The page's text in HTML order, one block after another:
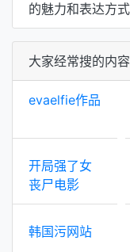
的魅力和表达方式
大家经常搜的内容
evaelfie作品
开局强了女
丧尸电影
韩国污网站